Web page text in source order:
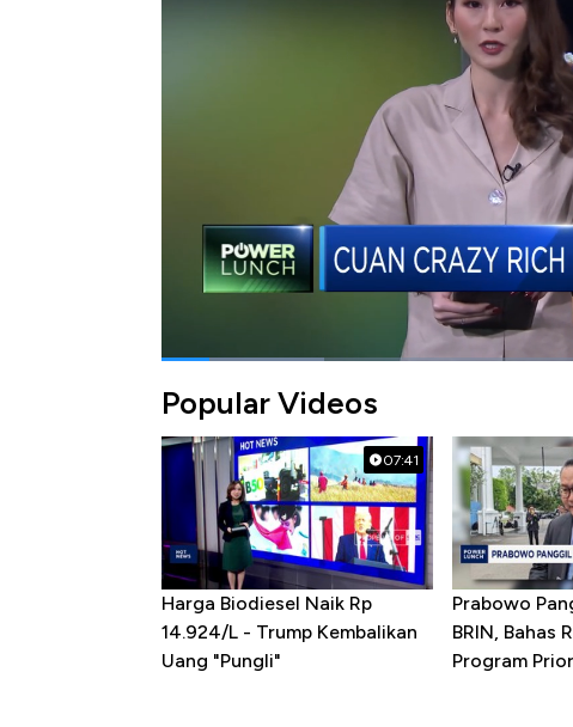
Simak pemaparan Ellen Gracia selengkapnya
#rokok #cukai rokok #djarum #gudang
Popular Videos
07:41
Harga Biodiesel Naik Rp
14.924/L - Trump Kembalikan
Uang "Pungli"
Prabowo
BRIN, Bahas
Program